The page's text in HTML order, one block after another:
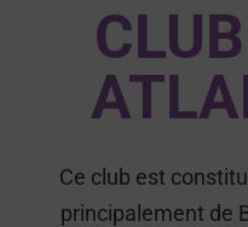
Ce club est
principalement de